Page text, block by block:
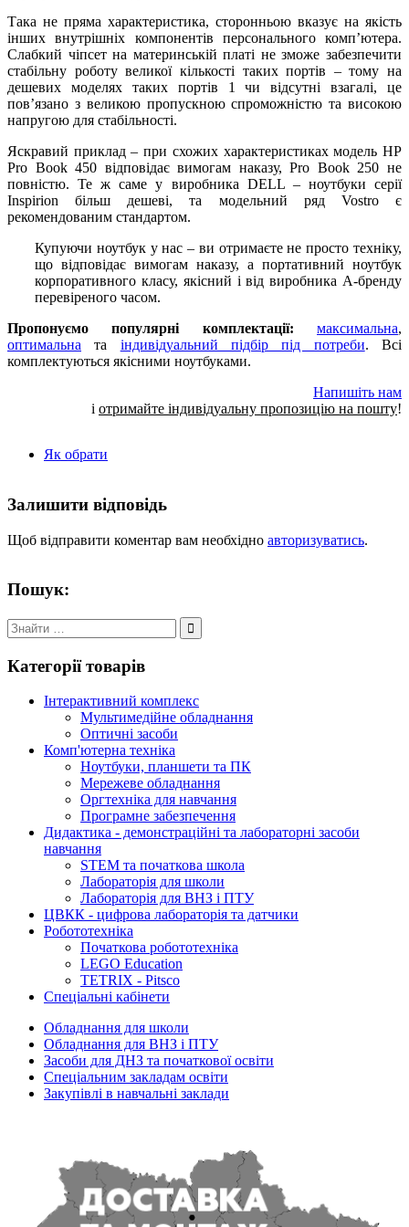
Така не пряма характеристика, сторонньою вказує на якість
інших внутрішніх компонентів персонального комп’ютера.
Слабкий чіпсет на материнській платі не зможе забезпечити
стабільну роботу великої кількості таких портів – тому на
дешевих моделях таких портів 1 чи відсутні взагалі, це
пов’язано з великою пропускною спроможністю та високою
напругою для стабільності.
Яскравий приклад – при схожих характеристиках модель HP
Pro Book 450 відповідає вимогам наказу, Pro Book 250 не
повністю. Те ж саме у виробника DELL – ноутбуки серії
Inspirion більш дешеві, та модельний ряд Vostro є
рекомендованим стандартом.
Купуючи ноутбук у нас – ви отримаєте не просто техніку,
що відповідає вимогам наказу, а портативний ноутбук
корпоративного класу, якісний і від виробника А-бренду
перевіреного часом.
Пропонуємо популярні комплектації:
максимальна,
оптимальна та індивідуальний підбір під потреби. Всі
комплектуються якісними ноутбуками.
Напишіть нам
і отримайте індивідуальну пропозицію на пошту!
Як обрати
Залишити відповідь
Щоб відправити коментар вам необхідно авторизуватись.
Пошук:
Шукати:
Категорії товарів
Інтерактивний комплекс
Мультимедійне обладнання
Оптичні засоби
Комп'ютерна техніка
Ноутбуки, планшети та ПК
Мережеве обладнання
Оргтехніка для навчання
Програмне забезпечення
Дидактика - демонстраційні та лабораторні засоби
навчання
STEM та початкова школа
Лабораторія для школи
Лабораторія для ВНЗ і ПТУ
ЦВКК - цифрова лабораторія та датчики
Робототехніка
Початкова робототехніка
LEGO Education
TETRIX - Pitsco
Спеціальні кабінети
Обладнання для школи
Обладнання для ВНЗ і ПТУ
Засоби для ДНЗ та початкової освіти
Спеціальним закладам освіти
Закупівлі в навчальні заклади